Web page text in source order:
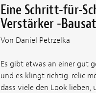
Eine Schritt-für-
Verstärker -
Von Daniel Petrzelka
Es gibt etwas an einer gut
und es klingt richtig. relic
dass viele den Look